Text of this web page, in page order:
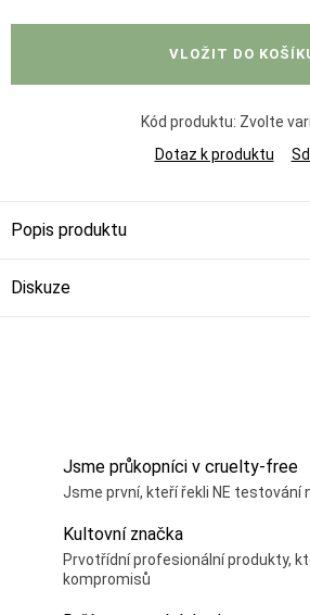
VLOŽIT DO
Kód produktu: Zvolte
Dotaz k produktu
Popis produktu
Diskuze
Jsme průkopníci v cruelty-free
Jsme první, kteří řekli NE testování
Kultovní značka
Prvotřídní profesionální produkty,
kompromisů